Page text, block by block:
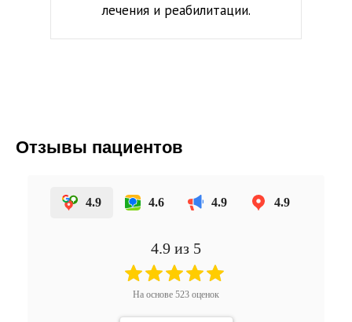
лечения и реабилитации.
Отзывы пациентов
4.9 4.6 4.9 4.9
4.9 из 5
На основе 523 оценок